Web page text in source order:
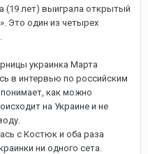
(19 лет) выиграла открытый
Это один из четырех
украинка Марта
в интервью по российским
как можно
на Украине и не
с Костюк и оба раза
ни одного сета.